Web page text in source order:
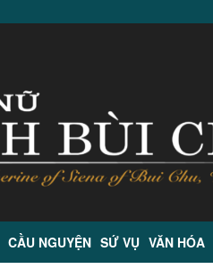
CẦU NGUYỆN SỨ VỤ VĂN HÓA